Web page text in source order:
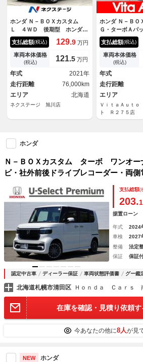
ホンダ Ｎ－ＢＯＸカスタム
Ｌ ４ＷＤ 後期型 ホンダセ
ンシング 純正ナビ バックカ
メラ 電動スライドドア 寒冷
地仕様 禁煙車 ドラレコ Ｅ
ＴＣ レーダークルーズ コー
ナーセンサー シートヒータ
ー スマートキー ＬＥＤヘッ
ド
支払総額(税込) 129.9 万円
車両本体価格
(税込) 121.5 万円
年式
2021年
走行距離
76,000km
エリア
北海道
ネクステージ 旭川店
ホンダ Ｎ－ＢＯ
Ｇ・ターボＡパ
Ｄ スマートキ
ドライト 衝突
両側パワスラ
１５インチアル
支払総額(税込)
車両本体価格
(税込)
年式
走行距離
エリア
ＶｉｔａＡｕｔ
ト Ｒ２７５店
ホンダ
Ｎ－ＢＯＸカスタム ターボ ワンオー
ビ・社外前後ドライブレコーダー・両
席シートヒーター・サイドエアバック
前後誤発進抑制機能 レーンアシスト
支払総額(
203.1
据置ローン
年式 2024
車検
2027
整備
法定
保証
保証
認定中古車 ディーラー保証 車両状態評価書 グー鑑
北海道札幌市清田区
在庫を確認・見積り依頼す
今あなたの他に8人が見
NEW ホンダ